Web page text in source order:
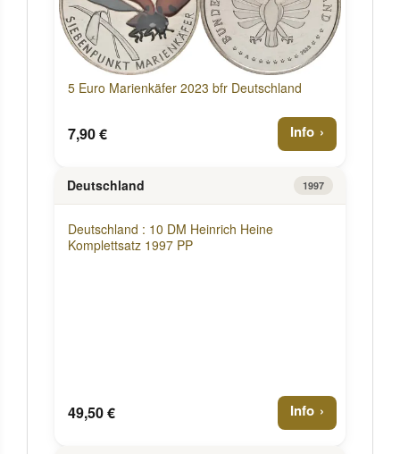
5 Euro Marienkäfer 2023 bfr Deutschland
7,90 € Info
Deutschland 1997
Deutschland : 10 DM Heinrich Heine
Komplettsatz 1997 PP
49,50 € Info